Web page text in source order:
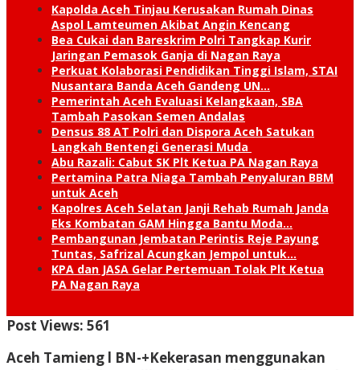
Kapolda Aceh Tinjau Kerusakan Rumah Dinas
Aspol Lamteumen Akibat Angin Kencang
Bea Cukai dan Bareskrim Polri Tangkap Kurir
Jaringan Pemasok Ganja di Nagan Raya
Perkuat Kolaborasi Pendidikan Tinggi Islam, STAI
Nusantara Banda Aceh Gandeng UN…
Pemerintah Aceh Evaluasi Kelangkaan, SBA
Tambah Pasokan Semen Andalas
Densus 88 AT Polri dan Dispora Aceh Satukan
Langkah Bentengi Generasi Muda
Abu Razali: Cabut SK Plt Ketua PA Nagan Raya
Pertamina Patra Niaga Tambah Penyaluran BBM
untuk Aceh
Kapolres Aceh Selatan Janji Rehab Rumah Janda
Eks Kombatan GAM Hingga Bantu Moda…
Pembangunan Jembatan Perintis Reje Payung
Tuntas, Safrizal Acungkan Jempol untuk…
KPA dan JASA Gelar Pertemuan Tolak Plt Ketua
PA Nagan Raya
Post Views: 561
Aceh Tamieng l BN-+Kekerasan menggunakan